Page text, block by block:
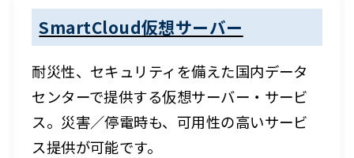
SmartCloud仮想サーバー
耐災性、セキュリティを備えた国内データ
センターで提供する仮想サーバー・サービ
ス。災害／停電時も、可用性の高いサービ
ス提供が可能です。